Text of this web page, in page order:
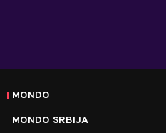
MONDO
MONDO SRBIJA